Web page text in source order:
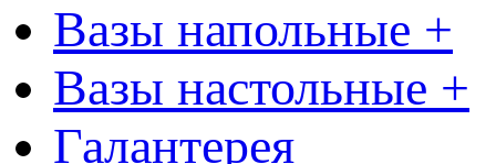
Вазы напольные +
Вазы настольные +
Галантерея